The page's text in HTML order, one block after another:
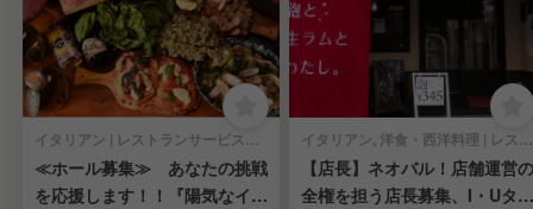
イタリアン | レストランサービス・ホールスタッフ
≪ホール募集≫ あなたの挑戦
を応援します！！『陽気なイタ
イタリアン, 洋食・西洋料理 | レストランサービス・ホールスタッフ
【店長】ネオバル！店舗運営の
全権を担う店長募集、I・Uター